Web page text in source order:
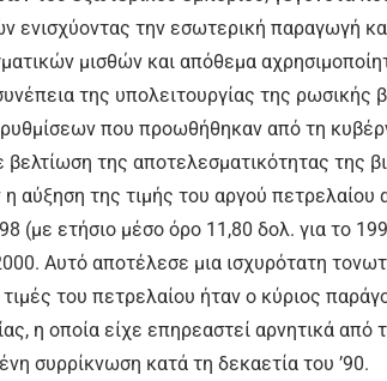
ενισχύοντας την εσωτερική παραγωγή
μισθών και απόθεμα
της υπολειτουργίας της ρωσικής
που προωθήθηκαν από τη
της αποτελεσματικότητας της
αύξηση της τιμής του αργού πετρελαίου
(με ετήσιο μέσο όρο 11,80 δολ. για το
Αυτό αποτέλεσε μια ισχυρότατη
του πετρελαίου ήταν ο κύριος
η οποία είχε επηρεαστεί αρνητικά από
συρρίκνωση κατά τη δεκαετία του ’90.